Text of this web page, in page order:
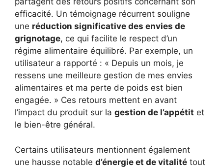
efficacité. Un témoignage récurrent souligne
une réduction significative des envies de
grignotage, ce qui facilite le respect d’un
régime alimentaire équilibré. Par exemple, un
utilisateur a rapporté : « Depuis un mois, je
ressens une meilleure gestion de mes envies
alimentaires et ma perte de poids est bien
engagée. » Ces retours mettent en avant
l’impact du produit sur la gestion de l’appétit et
le bien-être général.
Certains utilisateurs mentionnent également
une hausse notable d’énergie et de vitalité tout